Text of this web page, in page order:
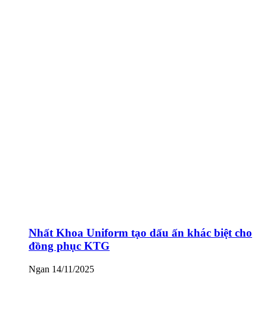
Nhất Khoa Uniform tạo dấu ấn khác biệt cho
đồng phục KTG
Ngan 14/11/2025